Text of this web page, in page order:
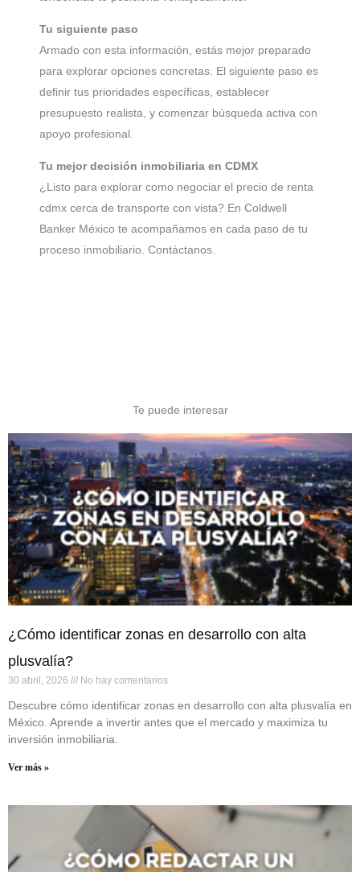
Tu siguiente paso
Armado con esta información, estás mejor preparado
para explorar opciones concretas. El siguiente paso es
definir tus prioridades específicas, establecer
presupuesto realista, y comenzar búsqueda activa con
apoyo profesional.
Tu mejor decisión inmobiliaria en CDMX
¿Listo para explorar como negociar el precio de renta
cdmx cerca de transporte con vista? En Coldwell
Banker México te acompañamos en cada paso de tu
proceso inmobiliario. Contáctanos.
Te puede interesar
¿Cómo identificar zonas en desarrollo con alta
plusvalía?
30 abril, 2026 No hay comentarios
Descubre cómo identificar zonas en desarrollo con alta plusvalía en
México. Aprende a invertir antes que el mercado y maximiza tu
inversión inmobiliaria.
Ver más »